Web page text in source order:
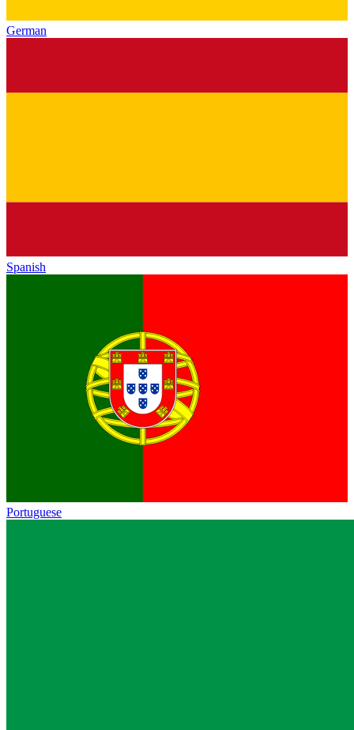
German
Spanish
Portuguese